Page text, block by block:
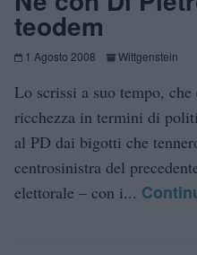
teodem
1 Agosto 2008 Wittgenstein
Lo scrissi a suo tempo,
ricchezza in termini di
al PD dai bigotti che
centrosinistra del
elettorale – con i...